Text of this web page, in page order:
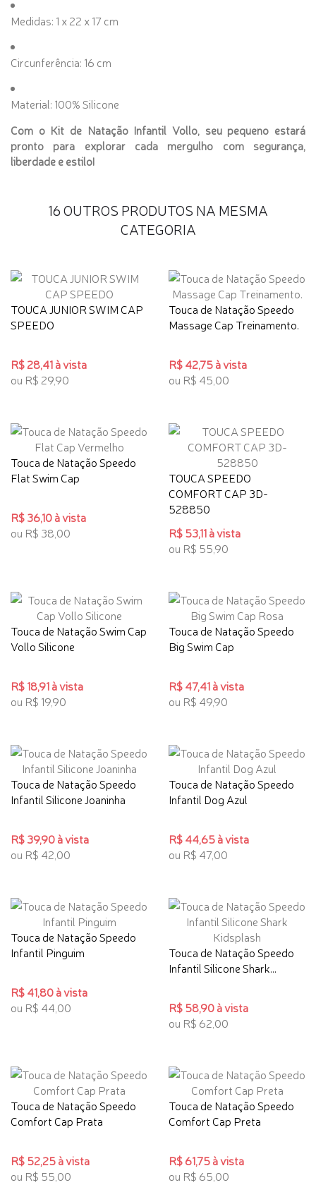
Medidas: 1 x 22 x 17 cm
Circunferência: 16 cm
Material: 100% Silicone
Com o Kit de Natação Infantil Vollo, seu pequeno estará
pronto para explorar cada mergulho com segurança,
liberdade e estilo!
16 OUTROS PRODUTOS NA MESMA
CATEGORIA
TOUCA JUNIOR SWIM CAP
SPEEDO
R$ 28,41 à vista
ou R$ 29,90
Touca de Natação Speedo
Massage Cap Treinamento.
R$ 42,75 à vista
ou R$ 45,00
Touca de Natação Speedo
Flat Swim Cap
R$ 36,10 à vista
ou R$ 38,00
TOUCA SPEEDO
COMFORT CAP 3D-
528850
R$ 53,11 à vista
ou R$ 55,90
Touca de Natação Swim Cap
Vollo Silicone
R$ 18,91 à vista
ou R$ 19,90
Touca de Natação Speedo
Big Swim Cap
R$ 47,41 à vista
ou R$ 49,90
Touca de Natação Speedo
Infantil Silicone Joaninha
R$ 39,90 à vista
ou R$ 42,00
Touca de Natação Speedo
Infantil Dog Azul
R$ 44,65 à vista
ou R$ 47,00
Touca de Natação Speedo
Infantil Pinguim
R$ 41,80 à vista
ou R$ 44,00
Touca de Natação Speedo
Infantil Silicone Shark...
R$ 58,90 à vista
ou R$ 62,00
Touca de Natação Speedo
Comfort Cap Prata
R$ 52,25 à vista
ou R$ 55,00
Touca de Natação Speedo
Comfort Cap Preta
R$ 61,75 à vista
ou R$ 65,00